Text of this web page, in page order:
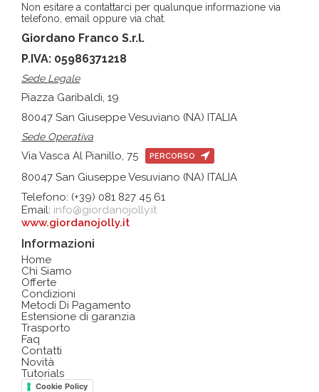
Non esitare a contattarci per qualunque informazione via
telefono, email oppure via chat.
Giordano Franco S.r.l.
P.IVA: 05986371218
Sede Legale
Piazza Garibaldi, 19
80047 San Giuseppe Vesuviano (NA) ITALIA
Sede Operativa
Via Vasca Al Pianillo, 75 PERCORSO
80047 San Giuseppe Vesuviano (NA) ITALIA
Telefono: (+39) 081 827 45 61
Email: info@giordanojolly.it
www.giordanojolly.it
Informazioni
Home
Chi Siamo
Offerte
Condizioni
Metodi Di Pagamento
Estensione di garanzia
Trasporto
Faq
Contatti
Novità
Tutorials
Cookie Policy